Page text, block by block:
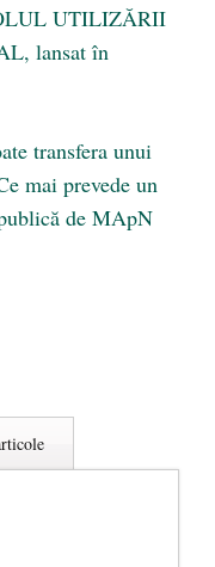
UTILIZĂRII
lansat în
transfera unui
mai prevede un
de MApN